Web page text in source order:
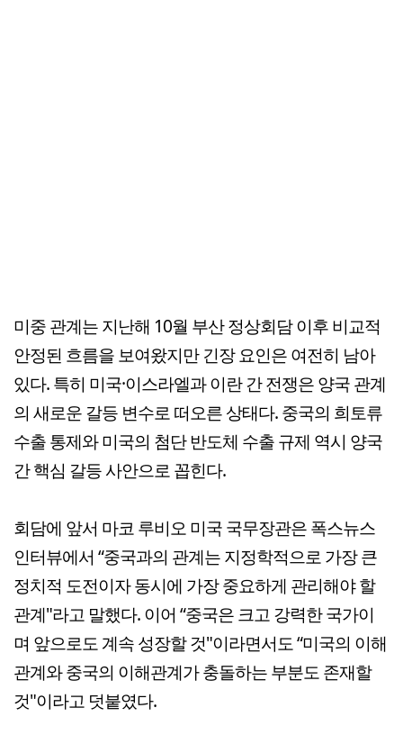
미중 관계는 지난해 10월 부산 정상회담 이후 비교적
안정된 흐름을 보여왔지만 긴장 요인은 여전히 남아
있다. 특히 미국·이스라엘과 이란 간 전쟁은 양국 관계
의 새로운 갈등 변수로 떠오른 상태다. 중국의 희토류
수출 통제와 미국의 첨단 반도체 수출 규제 역시 양국
간 핵심 갈등 사안으로 꼽힌다.
회담에 앞서 마코 루비오 미국 국무장관은 폭스뉴스
인터뷰에서 “중국과의 관계는 지정학적으로 가장 큰
정치적 도전이자 동시에 가장 중요하게 관리해야 할
관계"라고 말했다. 이어 “중국은 크고 강력한 국가이
며 앞으로도 계속 성장할 것"이라면서도 “미국의 이해
관계와 중국의 이해관계가 충돌하는 부분도 존재할
것"이라고 덧붙였다.